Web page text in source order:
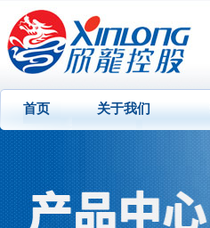
首页 关于我们